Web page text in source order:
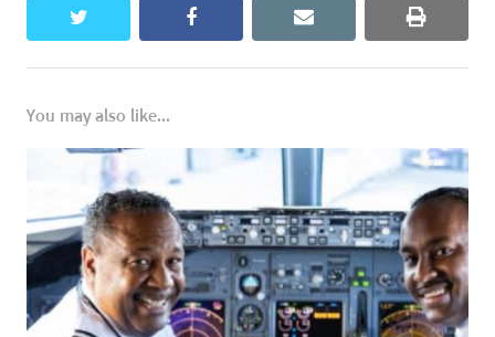
twitter facebook email print
You may also like...